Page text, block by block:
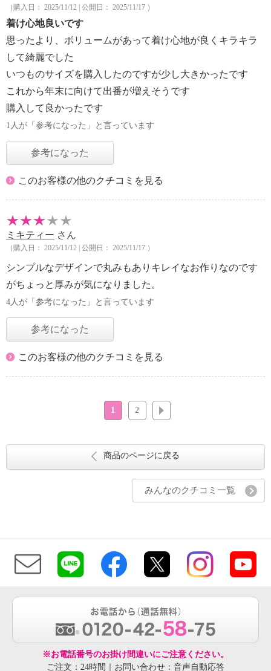
（購入日： 2025/11/12 | 公開日： 2025/11/17 ）
着け心地良いです
思ったより、ボリュームがあって着け心地が良くキラキラ
して綺麗でした
いつものサイズを購入したのですが少し大きかったです
これから年末に向けて出番が増えそうです
購入して良かったです
1人が「参考になった」と言っています
参考になった
このお客様の他のクチコミを見る
ミキティー さん
（購入日： 2025/11/12 | 公開日： 2025/11/17 ）
シンプルなデザインで丸みもありキレイなお作りなのです
がちょっと厚みが気になりました。
4人が「参考になった」と言っています
参考になった
このお客様の他のクチコミを見る
1 2
商品のページに戻る
みんなのクチコミ一覧
※お電話番号のお掛け間違いにご注意ください。
ご注文：24時間｜お問い合わせ：音声自動応答